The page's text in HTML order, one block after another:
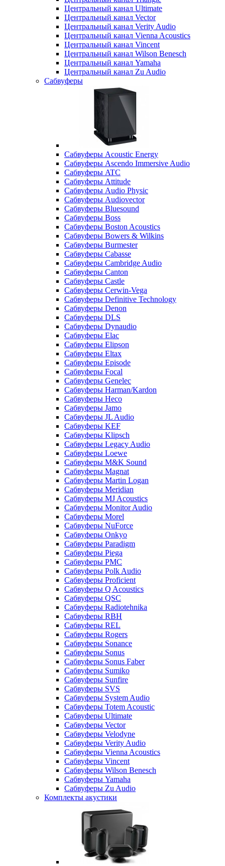
Центральный канал Ultimate
Центральный канал Vector
Центральный канал Verity Audio
Центральный канал Vienna Acoustics
Центральный канал Vincent
Центральный канал Wilson Benesch
Центральный канал Yamaha
Центральный канал Zu Audio
Сабвуферы
Сабвуферы Acoustic Energy
Сабвуферы Ascendo Immersive Audio
Сабвуферы ATC
Сабвуферы Attitude
Сабвуферы Audio Physic
Сабвуферы Audiovector
Сабвуферы Bluesound
Сабвуферы Boss
Сабвуферы Boston Acoustics
Сабвуферы Bowers & Wilkins
Сабвуферы Burmester
Сабвуферы Cabasse
Сабвуферы Cambridge Audio
Сабвуферы Canton
Сабвуферы Castle
Сабвуферы Cerwin-Vega
Сабвуферы Definitive Technology
Сабвуферы Denon
Сабвуферы DLS
Сабвуферы Dynaudio
Сабвуферы Elac
Сабвуферы Elipson
Сабвуферы Eltax
Сабвуферы Episode
Сабвуферы Focal
Сабвуферы Genelec
Сабвуферы Harman/Kardon
Сабвуферы Heco
Сабвуферы Jamo
Сабвуферы JL Audio
Сабвуферы KEF
Сабвуферы Klipsch
Сабвуферы Legacy Audio
Сабвуферы Loewe
Сабвуферы M&K Sound
Сабвуферы Magnat
Сабвуферы Martin Logan
Сабвуферы Meridian
Сабвуферы MJ Acoustics
Сабвуферы Monitor Audio
Сабвуферы Morel
Сабвуферы NuForce
Сабвуферы Onkyo
Сабвуферы Paradigm
Сабвуферы Piega
Сабвуферы PMC
Сабвуферы Polk Audio
Сабвуферы Proficient
Сабвуферы Q Acoustics
Сабвуферы QSC
Сабвуферы Radiotehnika
Сабвуферы RBH
Сабвуферы REL
Сабвуферы Rogers
Сабвуферы Sonance
Сабвуферы Sonus
Сабвуферы Sonus Faber
Сабвуферы Sumiko
Сабвуферы Sunfire
Сабвуферы SVS
Сабвуферы System Audio
Сабвуферы Totem Acoustic
Сабвуферы Ultimate
Сабвуферы Vector
Сабвуферы Velodyne
Сабвуферы Verity Audio
Сабвуферы Vienna Acoustics
Сабвуферы Vincent
Сабвуферы Wilson Benesch
Сабвуферы Yamaha
Сабвуферы Zu Audio
Комплекты акустики